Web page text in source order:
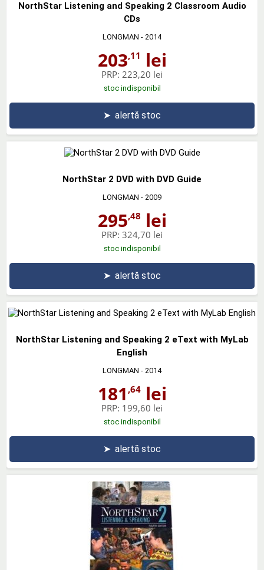
NorthStar Listening and Speaking 2 Classroom Audio
CDs
LONGMAN - 2014
203,11 lei
PRP: 223,20 lei
stoc indisponibil
➤ alertă stoc
NorthStar 2 DVD with DVD Guide
LONGMAN - 2009
295,48 lei
PRP: 324,70 lei
stoc indisponibil
➤ alertă stoc
NorthStar Listening and Speaking 2 eText with MyLab
English
LONGMAN - 2014
181 ,64lei
PRP: 199,60 lei
stoc indisponibil
➤ alertă stoc